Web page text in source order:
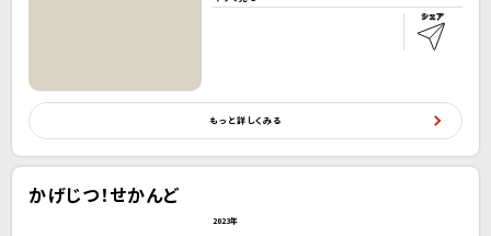
もっと詳しくみる
かげじつ！せかんど
2023年